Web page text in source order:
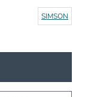
SIMSON